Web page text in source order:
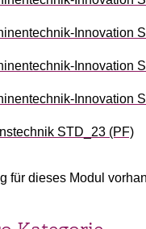
Innovation
Innovation
Innovation
STD_23 (PF)
für dieses Modul